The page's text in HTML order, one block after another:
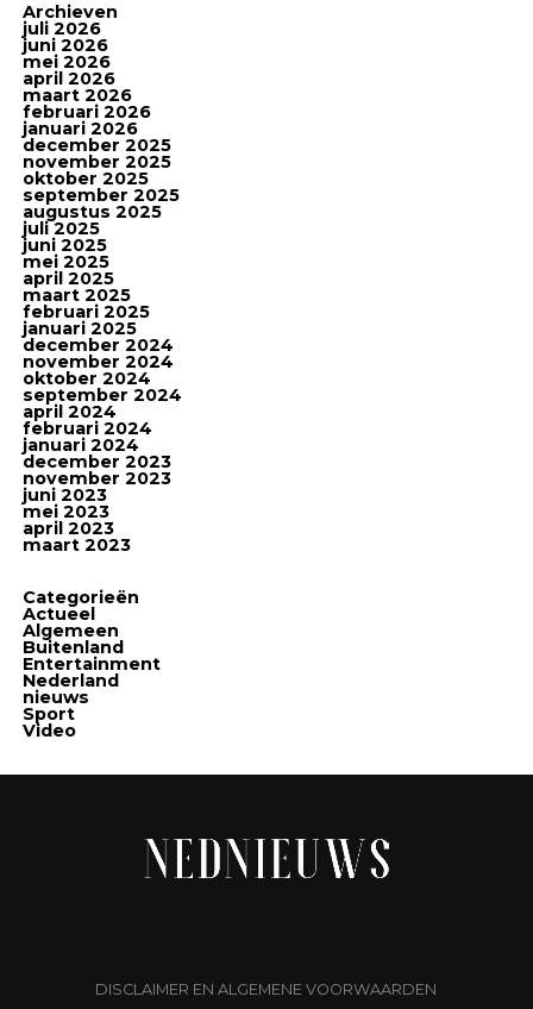
Archieven
juli 2026
juni 2026
mei 2026
april 2026
maart 2026
februari 2026
januari 2026
december 2025
november 2025
oktober 2025
september 2025
augustus 2025
juli 2025
juni 2025
mei 2025
april 2025
maart 2025
februari 2025
januari 2025
december 2024
november 2024
oktober 2024
september 2024
april 2024
februari 2024
januari 2024
december 2023
november 2023
juni 2023
mei 2023
april 2023
maart 2023
Categorieën
Actueel
Algemeen
Buitenland
Entertainment
Nederland
nieuws
Sport
Video
DISCLAIMER EN ALGEMENE VOORWAARDEN